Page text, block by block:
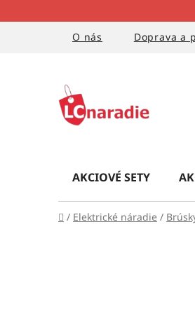
na
O nás
Doprava a
AKCIOVÉ SETY
Domov
/ Elektrické náradie /